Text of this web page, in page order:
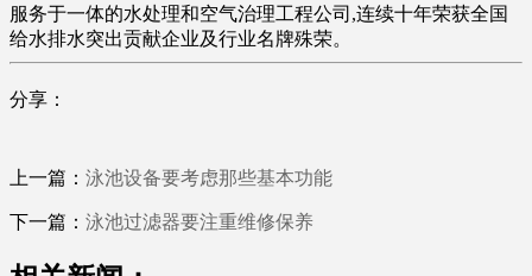
服务于一体的水处理和空气治理工程公司,连续十年荣获全国
给水排水突出贡献企业及行业名牌殊荣。
分享：
上一篇： 泳池设备要考虑那些基本功能
下一篇： 泳池过滤器要注重维修保养